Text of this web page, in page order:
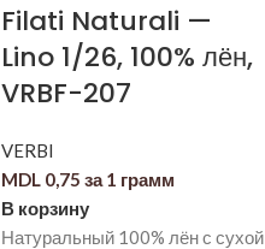
Filati Naturali —
Lino 1/26, 100% лён,
VRBF-207
VERBI
MDL 0,75 за 1 грамм
В корзину
Натуральный 100% лён с сухой